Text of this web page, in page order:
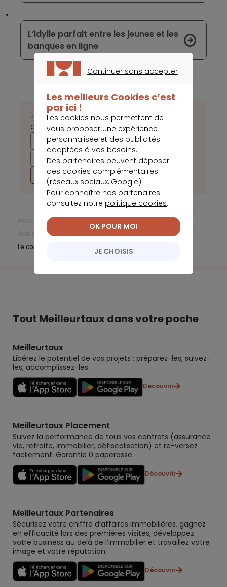
L’idylle parfait entre les jeunes et les
banques en ligne
2026 2025 2024
2023
2022
2021 2020
2019
2018
2017
JanvierFévrierMarsAvrilMai JuinJuilletAoûtSeptembre
OctobreNovembreDécembre
Actualités Banque en Ligne
Le compte bancaire le mieux adapté aux freelances
Tout Meilleurtaux dans votre poche
Meilleurtaux
Libérez le potentiel de vos projets : préparez-les, suivez-
les, accomplissez-les.
Découvrir
Meilleurtaux Placement
Suivez la performance de tous vos contrats (assurance
vie, retraite, immobilier, défiscalisation) et re-versez
facilement. Garantie 0 paperasse.
Découvrir
Meilleurtaux Partenaires
Sécurisez votre chiffre d’affaires immobilières, gagnez
en efficacité lors des premières visites, développez
votre business au delà de l’immobilier et travaillez votre
image et votre réputation.
Découvrir
Continuer sans accepter
Les meilleurs Cookies c’est
par ici !
Les cookies nous permettent de
vous proposer une expérience
personnalisée et des publicités
adaptées à vos besoins.
Des partenaires peuvent déposer
des cookies complémentaires
(réseaux sociaux, Google).
Pour connaître nos partenaires
consultez notre politique cookies.
JE CHOISIS
OK POUR MOI